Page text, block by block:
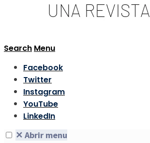
Search Menu
Facebook
Twitter
Instagram
YouTube
LinkedIn
✕ Abrir menu